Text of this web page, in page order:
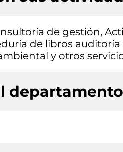
de gestión,
de libros
y otros